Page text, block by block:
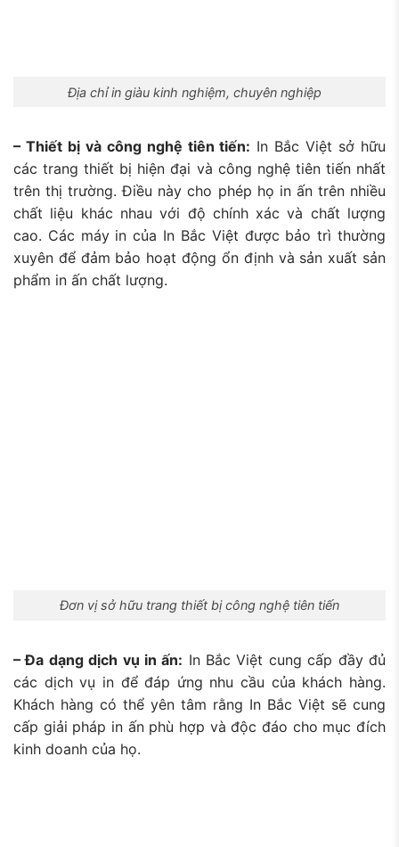
Địa chỉ in giàu kinh nghiệm, chuyên nghiệp
– Thiết bị và công nghệ tiên tiến: In Bắc Việt sở hữu
các trang thiết bị hiện đại và công nghệ tiên tiến nhất
trên thị trường. Điều này cho phép họ in ấn trên nhiều
chất liệu khác nhau với độ chính xác và chất lượng
cao. Các máy in của In Bắc Việt được bảo trì thường
xuyên để đảm bảo hoạt động ổn định và sản xuất sản
phẩm in ấn chất lượng.
Đơn vị sở hữu trang thiết bị công nghệ tiên tiến
– Đa dạng dịch vụ in ấn: In Bắc Việt cung cấp đầy đủ
các dịch vụ inđể đáp ứng nhu cầu của khách hàng.
Khách hàng có thể yên tâm rằng In Bắc Việt sẽ cung
cấp giải pháp in ấn phù hợp và độc đáo cho mục đích
kinh doanh của họ.